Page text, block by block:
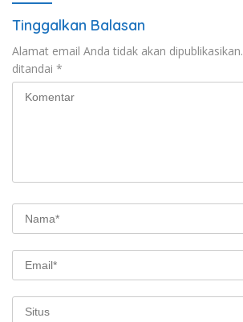
Tinggalkan Balasan
Alamat email Anda tidak akan dipublikasikan.
ditandai *